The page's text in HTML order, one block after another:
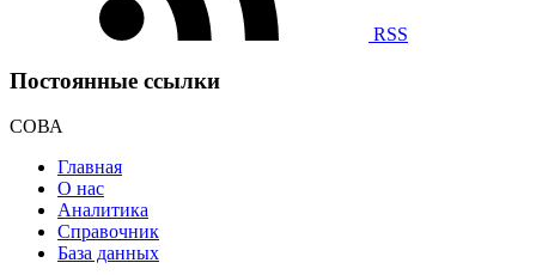
RSS
Постоянные ссылки
СОВА
Главная
О нас
Аналитика
Справочник
База данных